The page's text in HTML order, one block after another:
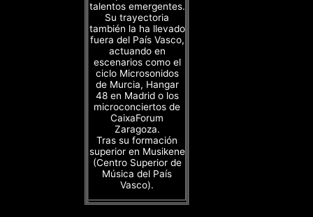
talentos emergentes.
Su trayectoria
también la ha llevado
fuera del País Vasco,
actuando en
escenarios como el
ciclo Microsonidos
de Murcia, Hangar
48 en Madrid o los
microconciertos de
CaixaForum
Zaragoza.
Tras su formación
superior en Musikene
(Centro Superior de
Música del País
Vasco).